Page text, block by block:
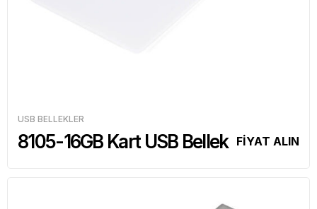
USB BELLEKLER
8105-16GB Kart USB Bellek FİYAT ALIN